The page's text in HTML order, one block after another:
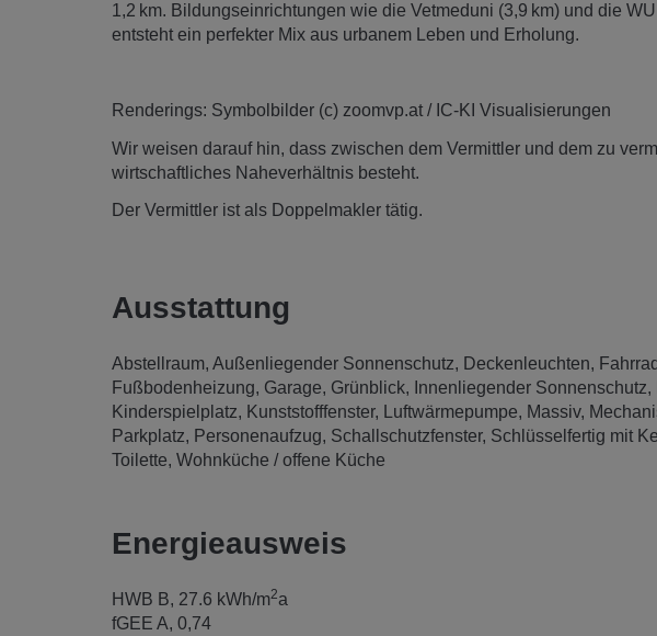
1,2 km. Bildungseinrichtungen wie die Vetmeduni (3,9 km) und die
entsteht ein perfekter Mix aus urbanem Leben und Erholung.
Renderings: Symbolbilder (c) zoomvp.at / IC-KI Visualisierungen
Wir weisen darauf hin, dass zwischen dem Vermittler und dem zu
wirtschaftliches Naheverhältnis besteht.
Der Vermittler ist als Doppelmakler tätig.
Ausstattung
Abstellraum Außenliegender Sonnenschutz Deckenleuchten
Fußbodenheizung Garage Grünblick Innenliegender Sonnenschutz
Kinderspielplatz
Kunststofffenster Luftwärmepumpe Massiv
Parkplatz
Personenaufzug Schallschutzfenster Schlüsselfertig mit
Toilette Wohnküche / offene Küche
Energieausweis
HWB B, 27.6 kWh/m2a
fGEE A, 0,74